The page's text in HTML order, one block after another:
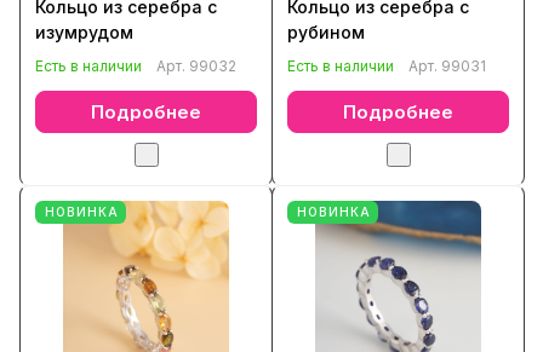
Кольцо из серебра с
изумрудом
Есть в наличии Арт. 99032
Подробнее
Кольцо из серебра с
рубином
Есть в наличии Арт. 99031
Подробнее
НОВИНКА НОВИНКА